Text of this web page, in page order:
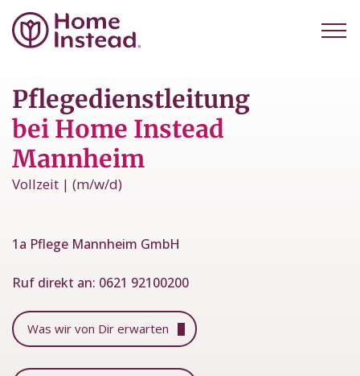
Pflegedienstleitung
bei Home Instead
Mannheim
Vollzeit | (m/w/d)
1a Pflege Mannheim GmbH
Ruf direkt an: 0621 92100200
Was wir von Dir erwarten